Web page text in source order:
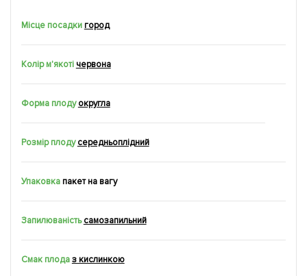
Місце посадки город
Колір м'якоті червона
Форма плоду округла
Розмір плоду середньоплідний
Упаковкапакет на вагу
Запилюваність самозапильний
Смак плодаз кислинкою